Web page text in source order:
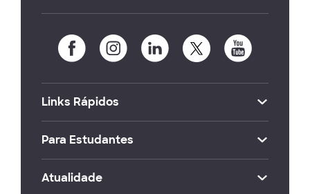
Links Rápidos
Para Estudantes
Atualidade